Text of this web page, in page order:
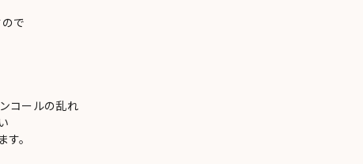
で
コールの乱れ
す。